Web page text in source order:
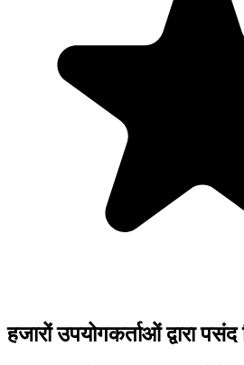
हजारों उपयोगकर्ताओं द्वारा पसंद